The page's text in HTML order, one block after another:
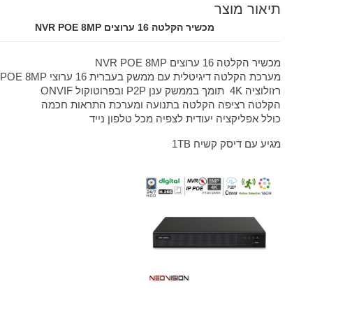
תיאור מוצר
מכשיר הקלטה 16 ערוצים NVR POE 8MP
מכשיר הקלטה 16 ערוצים NVR POE 8MP
מערכת הקלטה דיגיטלית עם ממשק בעברית 16 ערוצי IP POE 8MP
רזולוציה 4K תומך בממשק ענן P2P ובפרוטוקול ONVIF
הקלטה רציפה הקלטה בתנועה ומערכת התראות חכמה
כולל אפליקציה יעודית לצפיה מכל טלפון נייד
מגיע עם דיסק קשיח 1TB